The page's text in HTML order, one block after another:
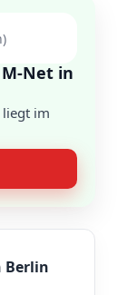
Net in
liegt im
Berlin